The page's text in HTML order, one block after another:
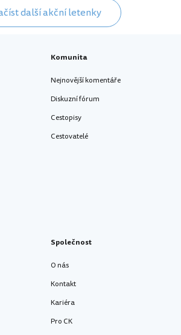
další akční letenky
Komunita
Nejnovější komentáře
Diskuzní fórum
Cestopisy
Cestovatelé
Společnost
O nás
Kontakt
Kariéra
Pro CK